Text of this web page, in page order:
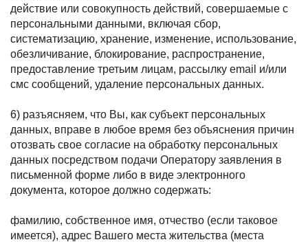
действие или совокупность действий, совершаемые с
персональными данными, включая сбор,
систематизацию, хранение, изменение, использование,
обезличивание, блокирование, распространение,
предоставление третьим лицам, рассылку email и/или
смс сообщений, удаление персональных данных.
6) разъясняем, что Вы, как субъект персональных
данных, вправе в любое время без объяснения причин
отозвать свое согласие на обработку персональных
данных посредством подачи Оператору заявления в
письменной форме либо в виде электронного
документа, которое должно содержать:
фамилию, собственное имя, отчество (если таковое
имеется), адрес Вашего места жительства (места